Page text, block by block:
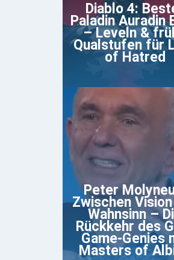
Diablo 4:
Paladin Auradin
– Leveln &
Qualstufen für
of Hatred
Peter
Zwischen Vision
Wahnsinn –
Rückkehr des
Game-Genies
Masters of